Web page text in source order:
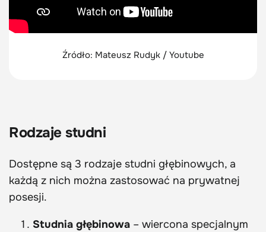
Źródło: Mateusz Rudyk / Youtube
Rodzaje studni
Dostępne są 3 rodzaje studni głębinowych, a
każdą z nich można zastosować na prywatnej
posesji.
Studnia głębinowa – wiercona specjalnym